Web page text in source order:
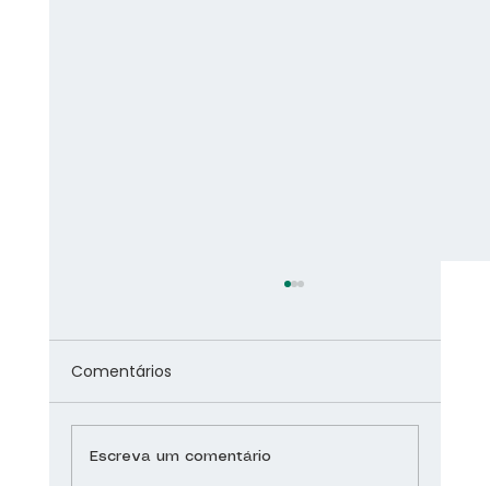
Comentários
Escreva um comentário